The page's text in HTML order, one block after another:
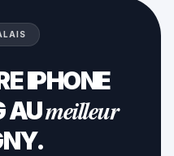
IPHONE
AUmeilleur